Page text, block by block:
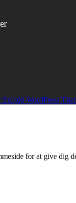
Enfold WordPress
for at give dig